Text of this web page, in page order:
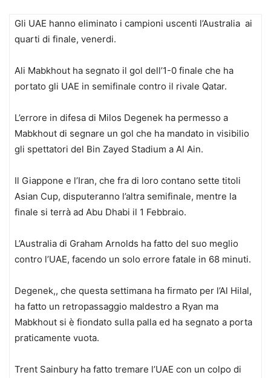
Gli UAE hanno eliminato i campioni uscenti l’Australia ai
quarti di finale, venerdi.
Ali Mabkhout ha segnato il gol dell’1-0 finale che ha
portato gli UAE in semifinale contro il rivale Qatar.
L’errore in difesa di Milos Degenek ha permesso a
Mabkhout di segnare un gol che ha mandato in visibilio
gli spettatori del Bin Zayed Stadium a Al Ain.
Il Giappone e l’Iran, che fra di loro contano sette titoli
Asian Cup, disputeranno l’altra semifinale, mentre la
finale si terrà ad Abu Dhabi il 1 Febbraio.
L’Australia di Graham Arnolds ha fatto del suo meglio
contro l’UAE, facendo un solo errore fatale in 68 minuti.
Degenek,, che questa settimana ha firmato per l’Al Hilal,
ha fatto un retropassaggio maldestro a Ryan ma
Mabkhout si è fiondato sulla palla ed ha segnato a porta
praticamente vuota.
Trent Sainbury ha fatto tremare l’UAE con un colpo di